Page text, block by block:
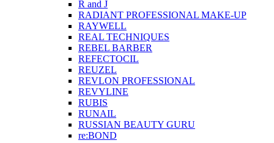
R and J
RADIANT PROFESSIONAL MAKE-UP
RAYWELL
REAL TECHNIQUES
REBEL BARBER
REFECTOCIL
REUZEL
REVLON PROFESSIONAL
REVYLINE
RUBIS
RUNAIL
RUSSIAN BEAUTY GURU
re:BOND